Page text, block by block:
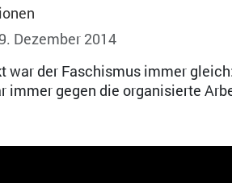
Dezember 2014
war der Faschismus immer
immer gegen die organisierte